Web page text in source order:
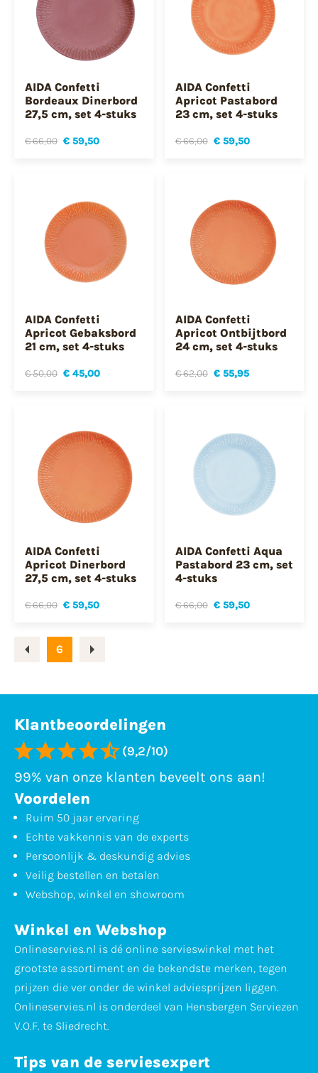
AIDA Confetti
Bordeaux Dinerbord
27,5 cm, set 4-stuks
€ 66,00 € 59,50
AIDA Confetti
Apricot Pastabord
23 cm, set 4-stuks
€ 66,00 € 59,50
AIDA Confetti
Apricot Gebaksbord
21 cm, set 4-stuks
€ 50,00 € 45,00
AIDA Confetti
Apricot Ontbijtbord
24 cm, set 4-stuks
€ 62,00 € 55,95
AIDA Confetti
Apricot Dinerbord
27,5 cm, set 4-stuks
€ 66,00 € 59,50
AIDA Confetti Aqua
Pastabord 23 cm, set
4-stuks
€ 66,00 € 59,50
6
Klantbeoordelingen
(9,2/10)
99% van onze klanten beveelt ons aan!
Voordelen
Ruim 50 jaar ervaring
Echte vakkennis van de experts
Persoonlijk & deskundig advies
Veilig bestellen en betalen
Webshop, winkel en showroom
Winkel en Webshop
Onlineservies.nl is dé online servieswinkel met het
grootste assortiment en de bekendste merken, tegen
prijzen die ver onder de winkel adviesprijzen liggen.
Onlineservies.nl is onderdeel van Hensbergen Serviezen
V.O.F. te Sliedrecht.
Tips van de serviesexpert